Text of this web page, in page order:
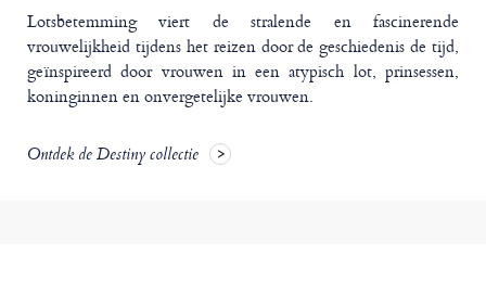
Lotsbetemming viert de stralende en fascinerende
vrouwelijkheid tijdens het reizen door de geschiedenis de tijd,
geïnspireerd door vrouwen in een atypisch lot, prinsessen,
koninginnen en onvergetelijke vrouwen.
Ontdek de Destiny collectie